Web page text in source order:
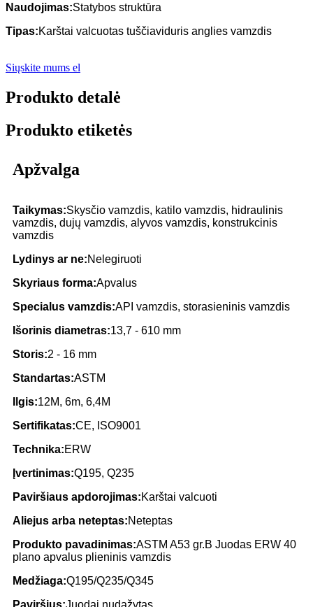
Naudojimas:Statybos struktūra
Tipas:Karštai valcuotas tuščiaviduris anglies vamzdis
Siųskite mums el
Produkto detalė
Produkto etiketės
Apžvalga
Taikymas:Skysčio vamzdis, katilo vamzdis, hidraulinis
vamzdis, dujų vamzdis, alyvos vamzdis, konstrukcinis
vamzdis
Lydinys ar ne:Nelegiruoti
Skyriaus forma:Apvalus
Specialus vamzdis:API vamzdis, storasieninis vamzdis
Išorinis diametras:13,7 - 610 mm
Storis:2 - 16 mm
Standartas:ASTM
Ilgis:12M, 6m, 6,4M
Sertifikatas:CE, ISO9001
Technika:ERW
Įvertinimas:Q195, Q235
Paviršiaus apdorojimas:Karštai valcuoti
Aliejus arba neteptas:Neteptas
Produkto pavadinimas:ASTM A53 gr.B Juodas ERW 40
plano apvalus plieninis vamzdis
Medžiaga:Q195/Q235/Q345